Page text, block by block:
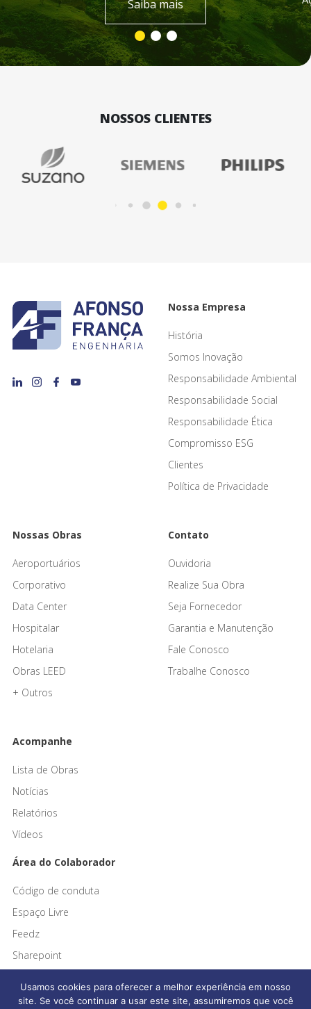
Saiba mais
NOSSOS CLIENTES
Nossa Empresa
História
Somos Inovação
Responsabilidade Ambiental
Responsabilidade Social
Responsabilidade Ética
Compromisso ESG
Clientes
Política de Privacidade
Nossas Obras
Aeroportuários
Corporativo
Data Center
Hospitalar
Hotelaria
Obras LEED
+ Outros
Contato
Ouvidoria
Realize Sua Obra
Seja Fornecedor
Garantia e Manutenção
Fale Conosco
Trabalhe Conosco
Acompanhe
Lista de Obras
Notícias
Relatórios
Vídeos
Área do Colaborador
Código de conduta
Espaço Livre
Feedz
Sharepoint
Usamos cookies para oferecer a melhor experiência em nosso
site. Se você continuar a usar este site, assumiremos que você